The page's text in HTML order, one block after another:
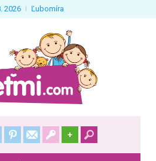
2026 Ľubomíra
+